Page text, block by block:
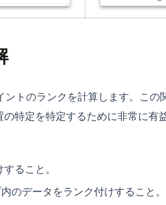
(opens in a new tab)
トのランクを計算します。この
特定を特定するために非常に有
ること。
のデータをランク付けすること。